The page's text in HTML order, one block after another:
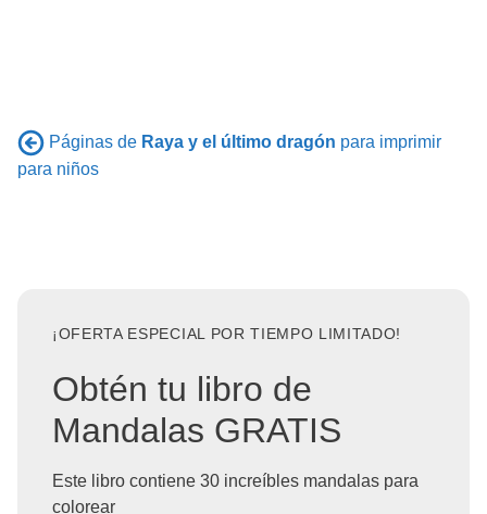
Páginas de Raya y el último dragón para imprimir
para niños
¡OFERTA ESPECIAL POR TIEMPO LIMITADO!
Obtén tu libro de
Mandalas GRATIS
Este libro contiene 30 increíbles mandalas para
colorear